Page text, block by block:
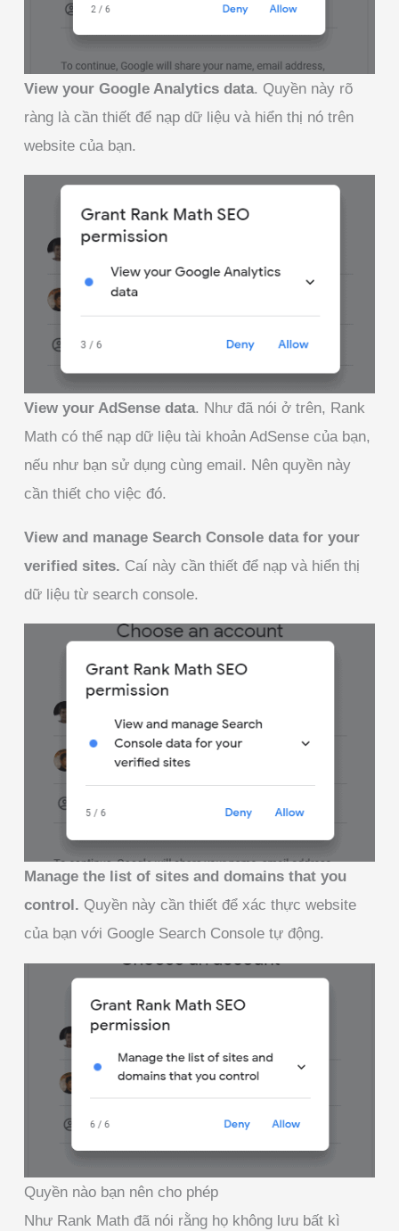
View your Google Analytics data. Quyền này rõ
ràng là cần thiết để nạp dữ liệu và hiển thị nó trên
website của bạn.
View your AdSense data. Như đã nói ở trên, Rank
Math có thể nạp dữ liệu tài khoản AdSense của bạn,
nếu như bạn sử dụng cùng email. Nên quyền này
cần thiết cho việc đó.
View and manage Search Console data for your
verified sites. Caí này cần thiết để nạp và hiển thị
dữ liệu từ search console.
Manage the list of sites and domains that you
control. Quyền này cần thiết để xác thực website
của bạn với Google Search Console tự động.
Quyền nào bạn nên cho phép
Như Rank Math đã nói rằng họ không lưu bất kì